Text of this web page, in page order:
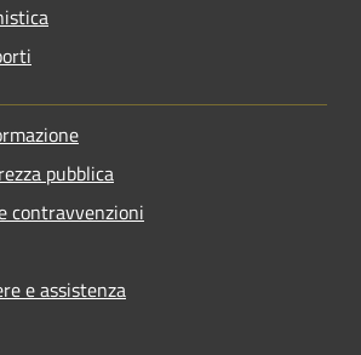
pubblica
contravvenzioni
e assistenza